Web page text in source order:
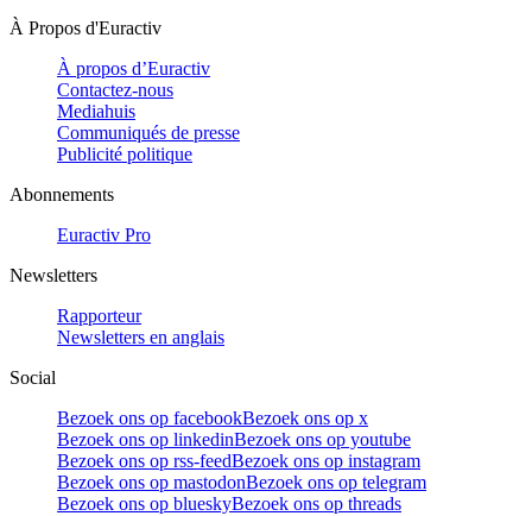
À Propos d'Euractiv
À propos d’Euractiv
Contactez-nous
Mediahuis
Communiqués de presse
Publicité politique
Abonnements
Euractiv Pro
Newsletters
Rapporteur
Newsletters en anglais
Social
Bezoek ons op facebookBezoek ons op x
Bezoek ons op linkedinBezoek ons op youtube
Bezoek ons op rss-feedBezoek ons op instagram
Bezoek ons op mastodonBezoek ons op telegram
Bezoek ons op blueskyBezoek ons op threads